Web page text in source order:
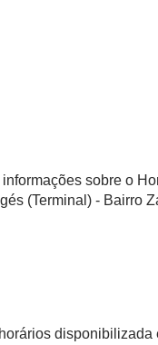
sobre o
(Terminal) - Bairro
disponibilizada